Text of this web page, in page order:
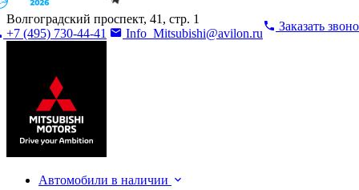
Волгоградский проспект, 41, стр. 1
+7 (495) 730-44-41
Info_Mitsubishi@avilon.ru
Заказать
Автомобили в наличии